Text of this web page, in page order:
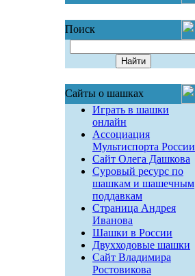
Поиск
Сайты о шашках
Играть в шашки
онлайн
Ассоциация
Мультиспорта России
Сайт Олега Дашкова
Суровый ресурс по
шашкам и шашечным
поддавкам
Страница Андрея
Иванова
Шашки в России
Двухходовые шашки
Сайт Владимира
Ростовикова